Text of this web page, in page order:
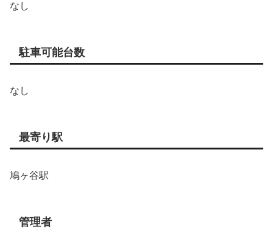
なし
駐車可能台数
なし
最寄り駅
鳩ヶ谷駅
管理者